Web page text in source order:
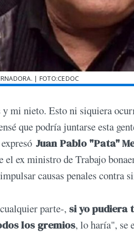
| FOTO:CEDOC
mi nieto. Esto ni siquiera
que podría juntarse esta
Juan Pablo "Pata"
ex ministro de Trabajo
causas penales contra
parte-, si yo pudiera
los gremios, lo haría", se